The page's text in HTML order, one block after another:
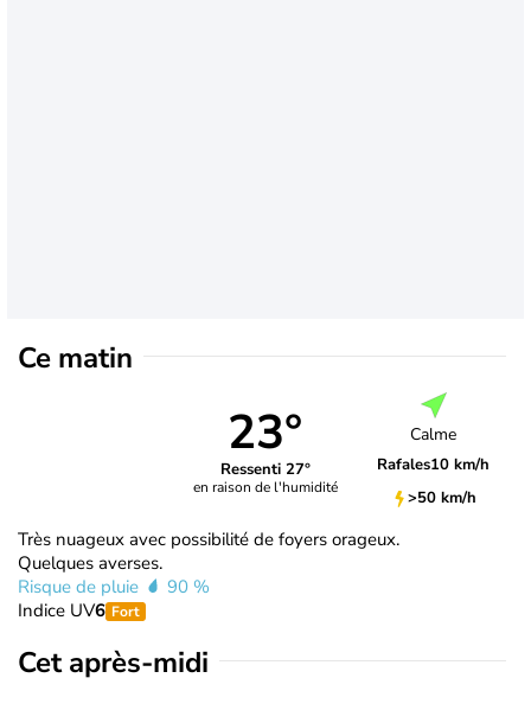
Ce matin
23°
Ressenti 27°
en raison de l'humidité
Calme
Rafales10 km/h
>50 km/h
Très nuageux avec possibilité de foyers orageux.
Quelques averses.
Risque de pluie
90 %
Indice UV6 Fort
Cet après-midi